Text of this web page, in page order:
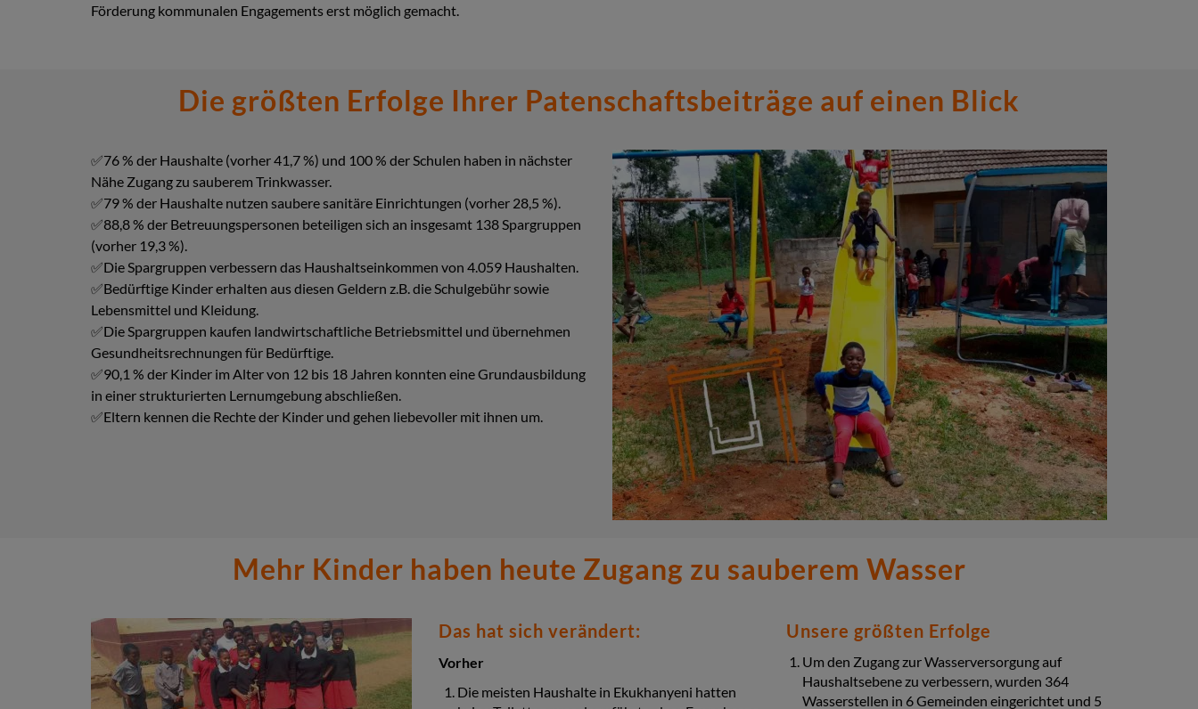
Förderung kommunalen Engagements erst möglich gemacht.
Die größten Erfolge Ihrer Patenschaftsbeiträge auf einen Blick
✅76 % der Haushalte (vorher 41,7 %) und 100 % der Schulen haben in nächster
Nähe Zugang zu sauberem Trinkwasser.
✅79 % der Haushalte nutzen saubere sanitäre Einrichtungen (vorher 28,5 %).
✅88,8 % der Betreuungspersonen beteiligen sich an insgesamt 138 Spargruppen
(vorher 19,3 %).
✅Die Spargruppen verbessern das Haushaltseinkommen von 4.059 Haushalten.
✅Bedürftige Kinder erhalten aus diesen Geldern z.B. die Schulgebühr sowie
Lebensmittel und Kleidung.
✅Die Spargruppen kaufen landwirtschaftliche Betriebsmittel und übernehmen
Gesundheitsrechnungen für Bedürftige.
✅90,1 % der Kinder im Alter von 12 bis 18 Jahren konnten eine Grundausbildung
in einer strukturierten Lernumgebung abschließen.
✅Eltern kennen die Rechte der Kinder und gehen liebevoller mit ihnen um.
Mehr Kinder haben heute Zugang zu sauberem Wasser
Das hat sich verändert:
Vorher
Die meisten Haushalte in Ekukhanyeni hatten
Unsere größten Erfolge
Um den Zugang zur Wasserversorgung auf
Haushaltsebene zu verbessern, wurden 364
Wasserstellen in 6 Gemeinden eingerichtet und 5